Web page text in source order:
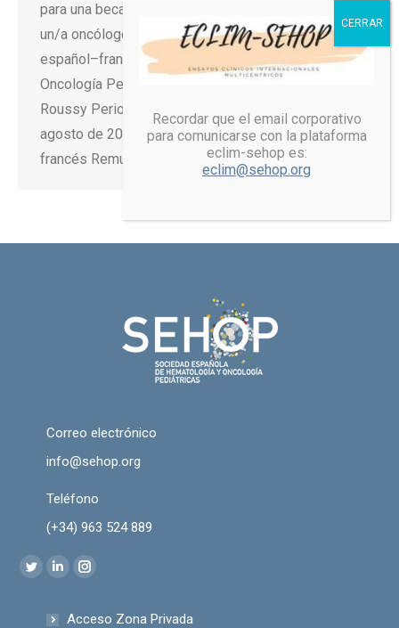
para una beca internacional de un año dirigida a
un/a oncólogo/a pediátrico/a español/a bilingüe
español–francés. Destino: Departamento de
Oncología Pediátrica y del Adolescente – Gustave
Roussy Periodo: 1 de septiembre de 2026 – 31 de
agosto de 2027 Contratación: directa por el centro
francés Remuneración: aprox. 4.500 € netos/mes…
Correo electrónico
info@sehop.org
Teléfono
(+34) 963 524 889
Encuéntranos en:
Twitter
opens
Linkedin
opens
Instagram
opens
Acceso Zona Privada
Recordar que el email corporativo
para comunicarse con la plataforma
eclim-sehop es:
eclim@sehop.org